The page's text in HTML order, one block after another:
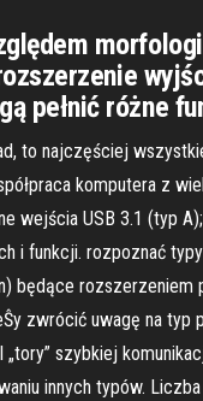
pełnić różne
to najczęściej
komputera z
USB 3.1 (typ
i funkcji. rozpoznać
będące
zwrócić uwagę na
szybkiej
innych typów.